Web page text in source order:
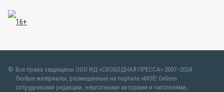
Все права защищены ООО ИД «СВОБОДНАЯ ПРЕССА» 2007–2024
Любые материалы, размещенные на портале «МОЁ! Online»
сотрудниками редакции, нештатными авторами и читателями,